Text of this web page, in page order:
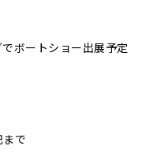
ボートショー出展予定
で